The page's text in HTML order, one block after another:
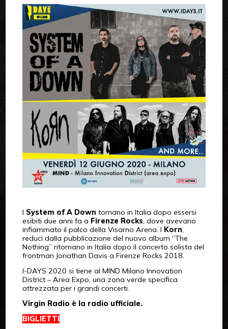
I System of A Down tornano in Italia dopo essersi
esibiti due anni fa a Firenze Rocks, dove avevano
infiammato il palco della Visarno Arena. I Korn,
reduci dalla pubblicazione del nuovo album “The
Nothing” ritornano in Italia dopo il concerto solista del
frontman Jonathan Davis a Firenze Rocks 2018.
I-DAYS 2020 si tiene al MIND Milano Innovation
District – Area Expo, una zona verde specifica
attrezzata per i grandi concerti.
Virgin Radio è la radio ufficiale.
BIGLIETTI